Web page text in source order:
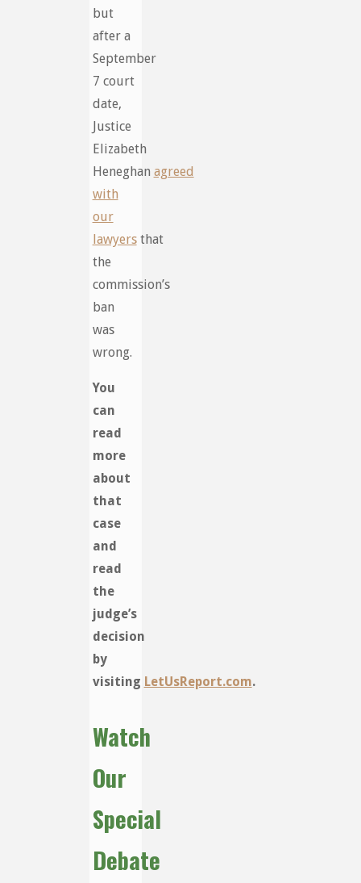
but
after a
September
7 court
date,
Justice
Elizabeth
Heneghan agreed
with
our
lawyersthat
the
commission’s
ban
was
wrong.
You
can
read
more
about
that
case
and
read
the
judge’s
decision
by
visiting LetUsReport.com.
Watch
Our
Special
Debate